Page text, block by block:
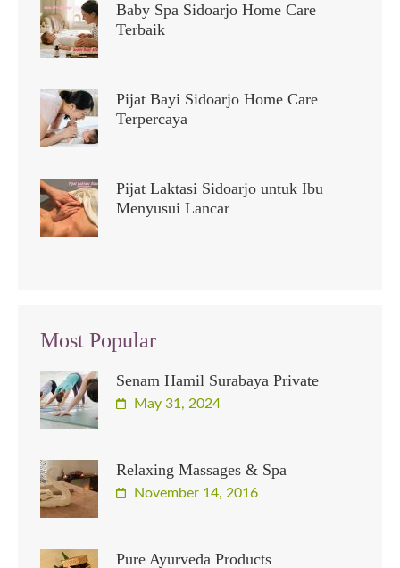
Baby Spa Sidoarjo Home Care
Terbaik
Pijat Bayi Sidoarjo Home Care
Terpercaya
Pijat Laktasi Sidoarjo untuk Ibu
Menyusui Lancar
Most Popular
Senam Hamil Surabaya Private
May 31, 2024
Relaxing Massages & Spa
November 14, 2016
Pure Ayurveda Products